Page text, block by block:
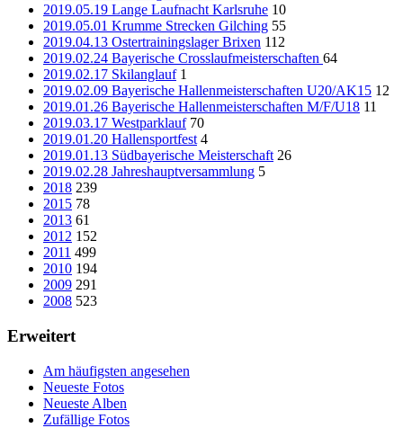
2019.05.19 Lange Laufnacht Karlsruhe 10
2019.05.01 Krumme Strecken Gilching 55
2019.04.13 Ostertrainingslager Brixen 112
2019.02.24 Bayerische Crosslaufmeisterschaften 64
2019.02.17 Skilanglauf 1
2019.02.09 Bayerische Hallenmeisterschaften U20/AK15 12
2019.01.26 Bayerische Hallenmeisterschaften M/F/U18 11
2019.03.17 Westparklauf 70
2019.01.20 Hallensportfest 4
2019.01.13 Südbayerische Meisterschaft 26
2019.02.28 Jahreshauptversammlung 5
2018 239
2015 78
2013 61
2012 152
2011 499
2010 194
2009 291
2008 523
Erweitert
Am häufigsten angesehen
Neueste Fotos
Neueste Alben
Zufällige Fotos